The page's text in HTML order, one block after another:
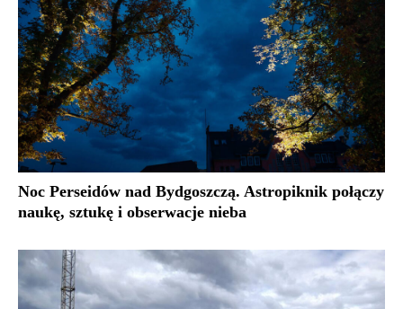
Noc Perseidów nad Bydgoszczą. Astropiknik połączy
naukę, sztukę i obserwacje nieba